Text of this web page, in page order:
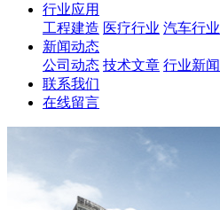
行业应用
工程建造 医疗行业 汽车行业
新闻动态
公司动态 技术文章 行业新闻
联系我们
在线留言